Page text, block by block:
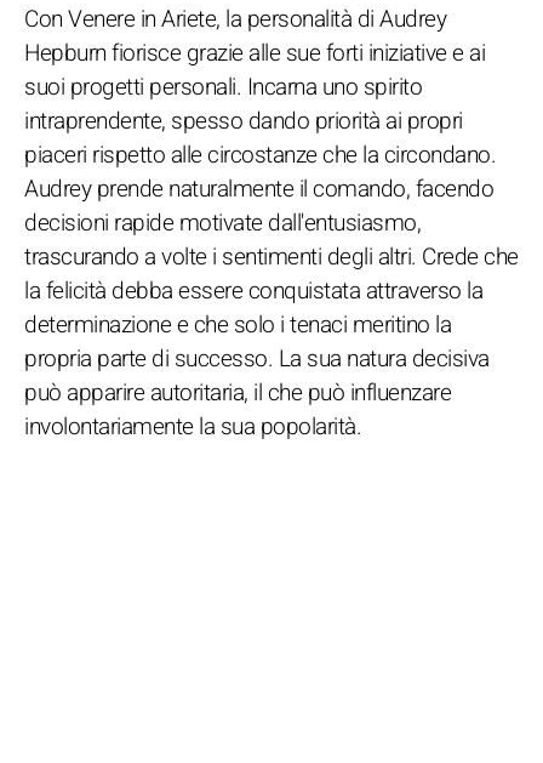
Con Venere in Ariete, la personalità di Audrey
Hepburn fiorisce grazie alle sue forti iniziative e ai
suoi progetti personali. Incarna uno spirito
intraprendente, spesso dando priorità ai propri
piaceri rispetto alle circostanze che la circondano.
Audrey prende naturalmente il comando, facendo
decisioni rapide motivate dall'entusiasmo,
trascurando a volte i sentimenti degli altri. Crede che
la felicità debba essere conquistata attraverso la
determinazione e che solo i tenaci meritino la
propria parte di successo. La sua natura decisiva
può apparire autoritaria, il che può influenzare
involontariamente la sua popolarità.